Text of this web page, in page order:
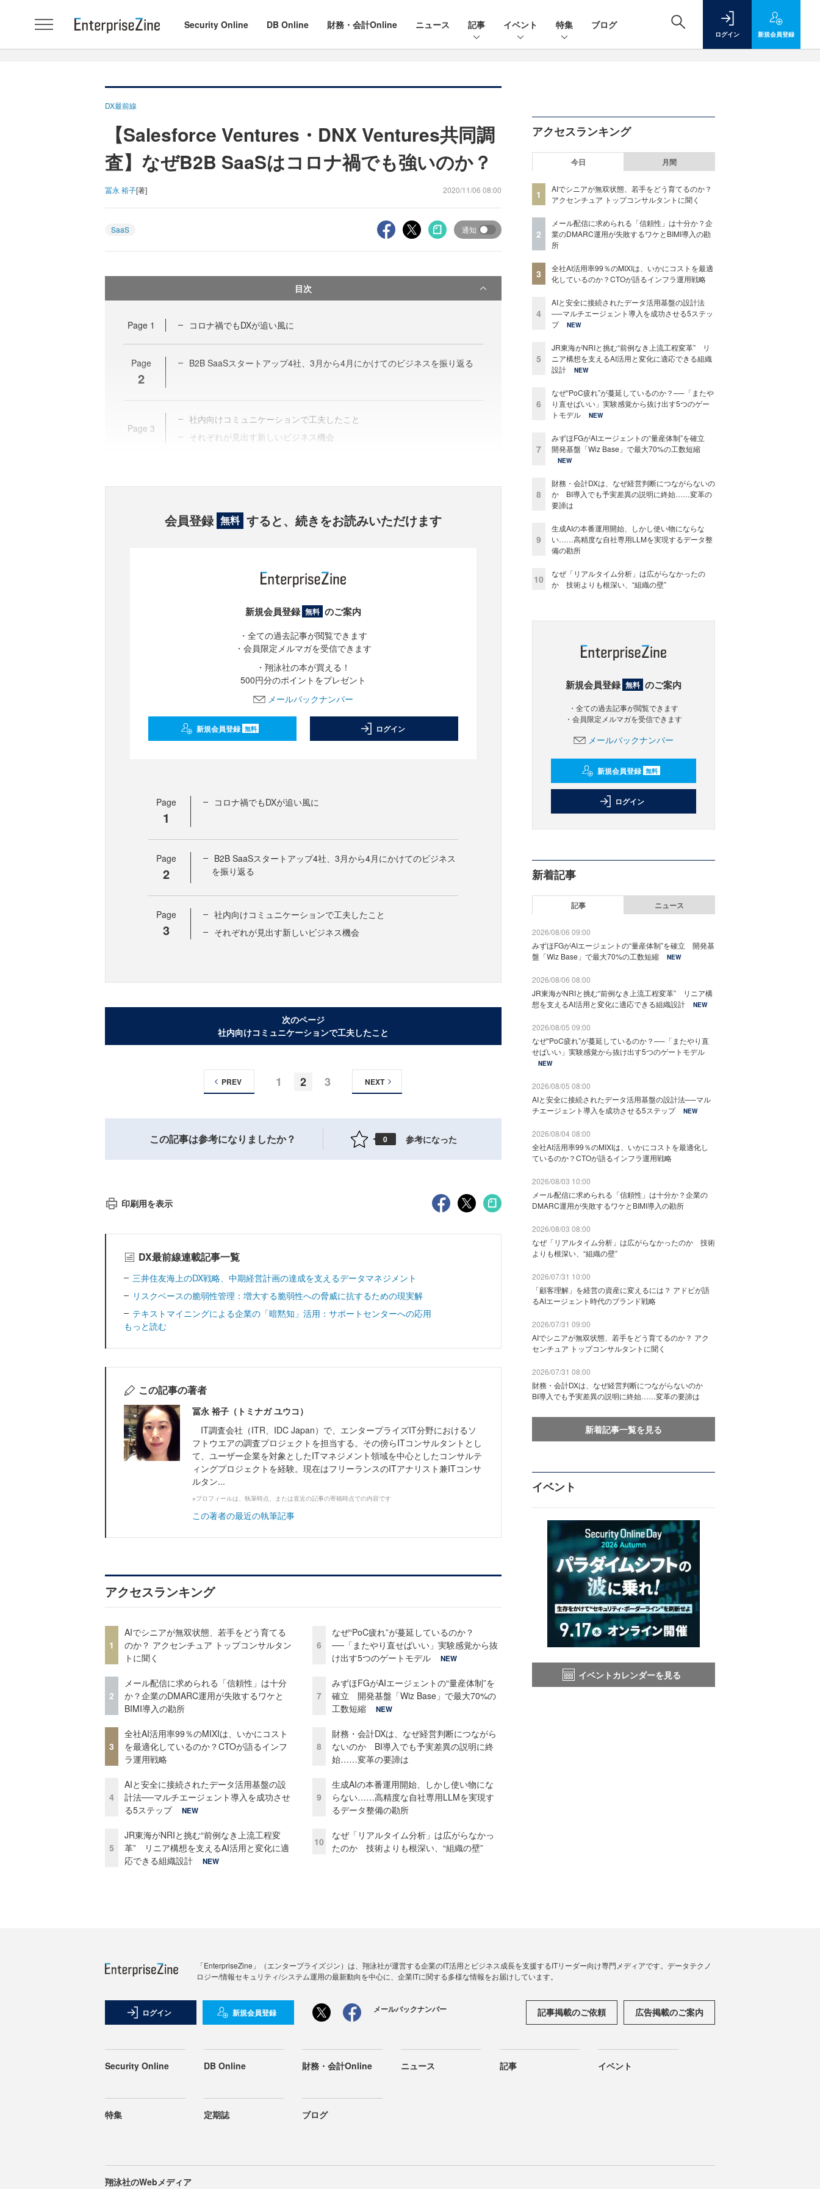
Security Online DB Online 財務・会計Online ニュース 記事 イベント 特集 ブログ
ログイン 新規会員登録
DX最前線
【Salesforce Ventures・DNX Ventures共同調
査】なぜB2B SaaSはコロナ禍でも強いのか？
冨永 裕子[著] 2020/11/06 08:00
SaaS 通知
目次
Page 1 コロナ禍でもDXが追い風に
Page
2
B2B SaaSスタートアップ4社、3月から4月にかけてのビジネスを振り返る
Page 3
社内向けコミュニケーションで工夫したこと
それぞれが見出す新しいビジネス機会
会員登録 無料 すると、続きをお読みいただけます
新規会員登録 無料 のご案内
・全ての過去記事が閲覧できます
・会員限定メルマガを受信できます
・翔泳社の本が買える！
500円分のポイントをプレゼント
メールバックナンバー
新規会員登録 無料 ログイン
Page
1
コロナ禍でもDXが追い風に
Page
2
B2B SaaSスタートアップ4社、3月から4月にかけてのビジネス
を振り返る
Page
3
社内向けコミュニケーションで工夫したこと
それぞれが見出す新しいビジネス機会
次のページ
社内向けコミュニケーションで工夫したこと
1 2 3
PREV NEXT
この記事は参考になりましたか？ 0 参考になった
印刷用を表示
DX最前線連載記事一覧
三井住友海上のDX戦略、中期経営計画の達成を支えるデータマネジメント
リスクベースの脆弱性管理：増大する脆弱性への脅威に抗するための現実解
テキストマイニングによる企業の「暗黙知」活用：サポートセンターへの応用
もっと読む
この記事の著者
冨永 裕子（トミナガ ユウコ）
IT調査会社（ITR、IDC Japan）で、エンタープライズIT分野におけるソ
フトウエアの調査プロジェクトを担当する。その傍らITコンサルタントとし
て、ユーザー企業を対象としたITマネジメント領域を中心としたコンサルテ
ィングプロジェクトを経験。現在はフリーランスのITアナリスト兼ITコンサ
ルタン...
※プロフィールは、執筆時点、または直近の記事の寄稿時点での内容です
この著者の最近の執筆記事
アクセスランキング
1
AIでシニアが無双状態、若手をどう育てる
のか？ アクセンチュア トップコンサルタン
トに聞く
2
メール配信に求められる「信頼性」は十分
か？企業のDMARC運用が失敗するワケと
BIMI導入の勘所
3
全社AI活用率99％のMIXIは、いかにコスト
を最適化しているのか？CTOが語るインフ
ラ運用戦略
4
AIと安全に接続されたデータ活用基盤の設
計法──マルチエージェント導入を成功させ
る5ステップ
NEW
5
JR東海がNRIと挑む“前例なき上流工程変
革” リニア構想を支えるAI活用と変化に適
応できる組織設計
NEW
6
なぜ“PoC疲れ”が蔓延しているのか？
──「またやり直せばいい」実験感覚から抜
け出す5つのゲートモデル
NEW
7
みずほFGがAIエージェントの“量産体制”を
確立 開発基盤「Wiz Base」で最大70%の
工数短縮
NEW
8
財務・会計DXは、なぜ経営判断につながら
ないのか BI導入でも予実差異の説明に終
始……変革の要諦は
9
生成AIの本番運用開始、しかし使い物にな
らない……高精度な自社専用LLMを実現す
るデータ整備の勘所
10
なぜ「リアルタイム分析」は広がらなかっ
たのか 技術よりも根深い、“組織の壁”
アクセスランキング
今日 月間
1
AIでシニアが無双状態、若手をどう育てるのか？
アクセンチュア トップコンサルタントに聞く
2
メール配信に求められる「信頼性」は十分か？企
業のDMARC運用が失敗するワケとBIMI導入の勘
所
3
全社AI活用率99％のMIXIは、いかにコストを最適
化しているのか？CTOが語るインフラ運用戦略
4
AIと安全に接続されたデータ活用基盤の設計法
──マルチエージェント導入を成功させる5ステッ
プ
NEW
5
JR東海がNRIと挑む“前例なき上流工程変革” リ
ニア構想を支えるAI活用と変化に適応できる組織
設計
NEW
6
なぜ“PoC疲れ”が蔓延しているのか？──「またや
り直せばいい」実験感覚から抜け出す5つのゲー
トモデル
NEW
7
みずほFGがAIエージェントの“量産体制”を確立
開発基盤「Wiz Base」で最大70%の工数短縮
NEW
8
財務・会計DXは、なぜ経営判断につながらないの
か BI導入でも予実差異の説明に終始……変革の
要諦は
9
生成AIの本番運用開始、しかし使い物にならな
い……高精度な自社専用LLMを実現するデータ整
備の勘所
10
なぜ「リアルタイム分析」は広がらなかったの
か 技術よりも根深い、“組織の壁”
新規会員登録 無料 のご案内
・全ての過去記事が閲覧できます
・会員限定メルマガを受信できます
メールバックナンバー
新規会員登録 無料
ログイン
新着記事
記事 ニュース
2026/08/06 09:00
みずほFGがAIエージェントの“量産体制”を確立 開発基
盤「Wiz Base」で最大70%の工数短縮
NEW
2026/08/06 08:00
JR東海がNRIと挑む“前例なき上流工程変革” リニア構
想を支えるAI活用と変化に適応できる組織設計
NEW
2026/08/05 09:00
なぜ“PoC疲れ”が蔓延しているのか？──「またやり直
せばいい」実験感覚から抜け出す5つのゲートモデル
NEW
2026/08/05 08:00
AIと安全に接続されたデータ活用基盤の設計法──マル
チエージェント導入を成功させる5ステップ
NEW
2026/08/04 08:00
全社AI活用率99％のMIXIは、いかにコストを最適化し
ているのか？CTOが語るインフラ運用戦略
2026/08/03 10:00
メール配信に求められる「信頼性」は十分か？企業の
DMARC運用が失敗するワケとBIMI導入の勘所
2026/08/03 08:00
なぜ「リアルタイム分析」は広がらなかったのか 技術
よりも根深い、“組織の壁”
2026/07/31 10:00
「顧客理解」を経営の資産に変えるには？ アドビが語
るAIエージェント時代のブランド戦略
2026/07/31 09:00
AIでシニアが無双状態、若手をどう育てるのか？ アク
センチュア トップコンサルタントに聞く
2026/07/31 08:00
財務・会計DXは、なぜ経営判断につながらないのか
BI導入でも予実差異の説明に終始……変革の要諦は
新着記事一覧を見る
イベント
イベントカレンダーを見る
「EnterpriseZine」（エンタープライズジン）は、翔泳社が運営する企業のIT活用とビジネス成長を支援するITリーダー向け専門メディアです。データテクノ
ロジー/情報セキュリティ/システム運用の最新動向を中心に、企業ITに関する多様な情報をお届けしています。
ログイン 新規会員登録 メールバックナンバー 記事掲載のご依頼 広告掲載のご案内
Security Online DB Online 財務・会計Online ニュース 記事 イベント
特集 定期誌 ブログ
翔泳社のWebメディア